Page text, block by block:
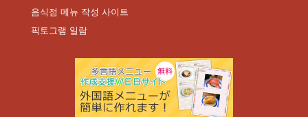
음식점 메뉴 작성 사이트
픽토그램 일람